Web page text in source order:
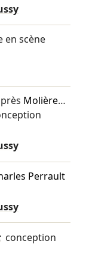
en scène
Molière…
Perrault
conception